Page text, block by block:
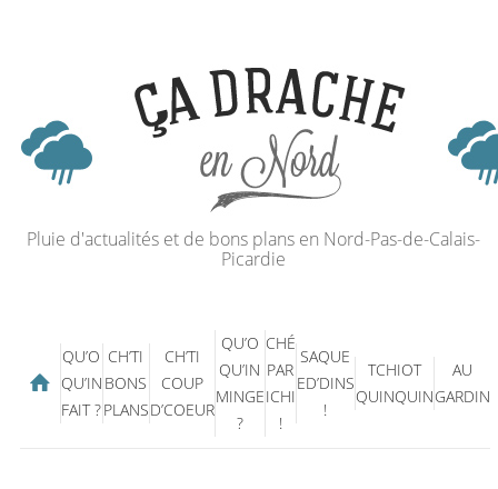
Pluie d'actualités et de bons plans en Nord-Pas-de-Calais-
Picardie
QU’O
QU’IN
FAIT ?
CH’TI
BONS
PLANS
CH’TI
COUP
D’COEUR
QU’O
QU’IN
MINGE
?
CHÉ
PAR
ICHI
!
SAQUE
ED’DINS
!
TCHIOT
QUINQUIN
AU
GARDIN